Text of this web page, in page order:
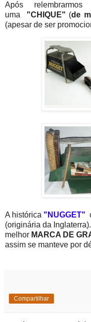
Após
uma "CHIQUE" (de
(apesar de ser
A histórica "NUGGET"
(originária da
melhor MARCA DE
assim se manteve por
Compartilhar